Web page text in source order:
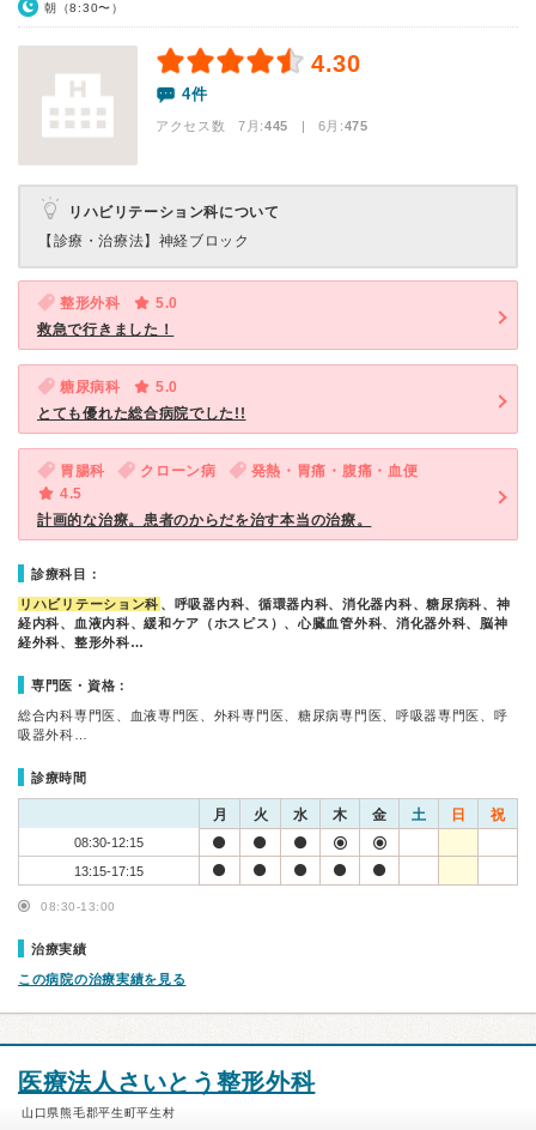
朝（8:30〜）
4.30
4件
アクセス数 7月:445 | 6月:475
リハビリテーション科について
【診療・治療法】 神経ブロック
整形外科
5.0
救急で行きました！
糖尿病科
5.0
とても優れた総合病院でした!!
胃腸科 クローン病
発熱・胃痛・腹痛・血便
4.5
計画的な治療。患者のからだを治す本当の治療。
診療科目：
リハビリテーション科 、呼吸器内科、循環器内科、消化器内科、糖尿病科、神
経内科、血液内科、緩和ケア（ホスピス）、心臓血管外科、消化器外科、脳神
経外科、整形外科…
専門医・資格：
総合内科専門医、血液専門医、外科専門医、糖尿病専門医、呼吸器専門医、呼
吸器外科…
診療時間
月 火 水 木 金 土 日 祝
08:30-12:15
13:15-17:15
08:30-13:00
治療実績
この病院の治療実績を見る
医療法人さいとう整形外科
山口県熊毛郡平生町平生村